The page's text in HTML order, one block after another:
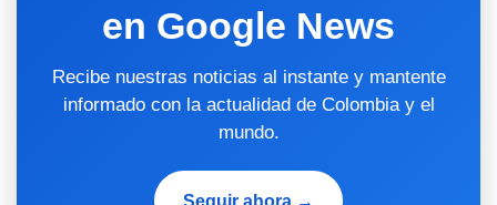
en Google News
Recibe nuestras noticias al instante y mantente
informado con la actualidad de Colombia y el
mundo.
Seguir ahora →